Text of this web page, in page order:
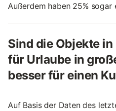
Außerdem haben 25% sogar
Sind die Objekte
für Urlaube in
besser für einen
Auf Basis der Daten des